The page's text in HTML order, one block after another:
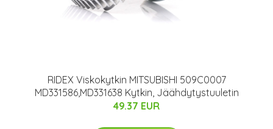
RIDEX Viskokytkin MITSUBISHI 509C0007
MD331586,MD331638 Kytkin, Jäähdytystuuletin
49.37 EUR